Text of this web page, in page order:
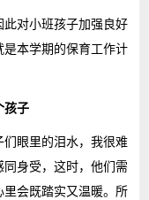
对小班孩子加强良好
本学期的保育工作计
孩子
眼里的泪水，我很难
身受，这时，他们需
会既踏实又温暖。所